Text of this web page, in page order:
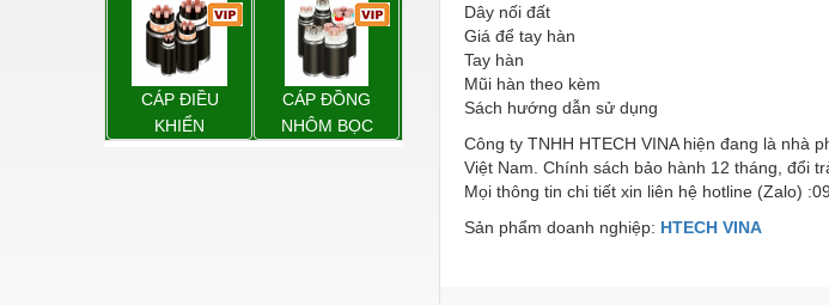
Lọc công nghiệp
Máy công cụ - Phụ tùng
Mỏ - Trang thiết bị
CÁP ĐIỀU
KHIỂN
CÁP ĐỒNG
NHÔM BỌC
Dây nối đất
Giá để tay hàn
Tay hàn
Mũi hàn theo kèm
Sách hướng dẫn sử dụng
Công ty TNHH HTECH VINA hiện đang là nhà
Việt Nam. Chính sách bảo hành 12 tháng, đổi
Mọi thông tin chi tiết xin liên hệ hotline (Zalo)
Sản phẩm doanh nghiệp: HTECH VINA